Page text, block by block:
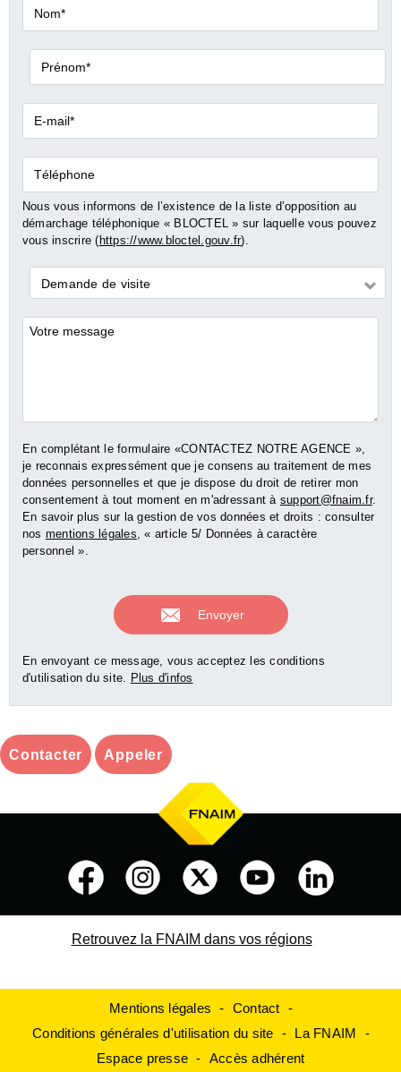
Nom*
Prénom*
E-
mail*
Téléphone
Nous vous informons de l’existence de la liste d’opposition au
démarchage téléphonique « BLOCTEL » sur laquelle vous pouvez
vous inscrire ( https://www.bloctel.gouv.fr).
Demande
*
Demande de visite
Commentaires
En complétant le formulaire «CONTACTEZ NOTRE AGENCE »,
je reconnais expressément que je consens au traitement de mes
données personnelles et que je dispose du droit de retirer mon
consentement à tout moment en m'adressant à support@fnaim.fr.
En savoir plus sur la gestion de vos données et droits : consulter
nos mentions légales, « article 5/ Données à caractère
personnel ».
En envoyant ce message, vous acceptez les conditions
d'utilisation du site. Plus d'infos
Contacter Appeler
Retrouvez la FNAIM dans vos régions
Mentions légales
Contact
Conditions générales d'utilisation du site
La FNAIM
Espace presse
Accès adhérent